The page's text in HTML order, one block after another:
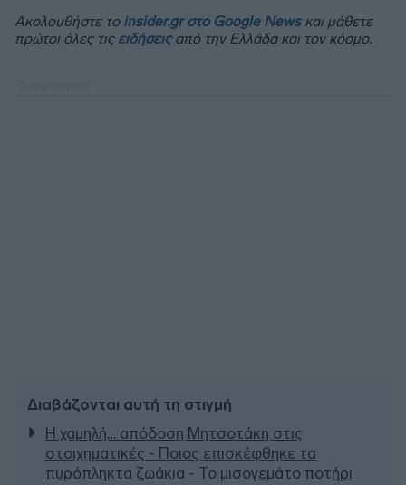
Ακολουθήστε το insider.gr στο Google Newsκαι μάθετε
πρώτοι όλες τις ειδήσειςαπό την Ελλάδα και τον κόσμο.
Διαβάζονται αυτή τη στιγμή
Η χαμηλή… απόδοση Μητσοτάκη στις
στοιχηματικές - Ποιος επισκέφθηκε τα
πυρόπληκτα ζωάκια - Το μισογεμάτο ποτήρι